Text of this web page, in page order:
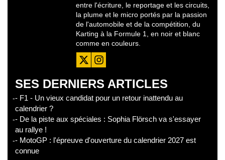
entre l'écriture, le reportage et les circuits,
la plume et le micro portés par la passion
de l'automobile et de la compétition, du
Karting à la Formule 1, en noir et blanc
comme en couleurs.
SES DERNIERS ARTICLES
- F1 - Un vieux candidat pour un retour inattendu au
calendrier ?
- De la piste aux spéciales : Sophia Flörsch va s'essayer
au rallye !
- MotoGP : l'épreuve d'ouverture du calendrier 2027 est
connue